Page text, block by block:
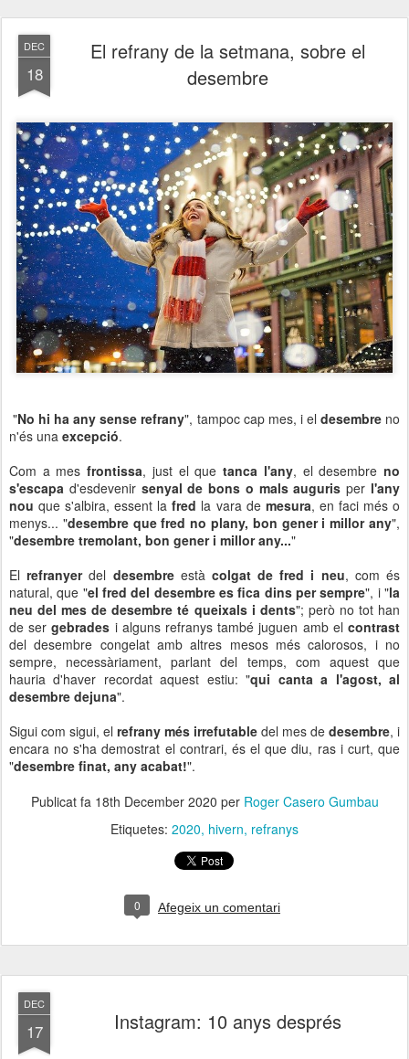
DEC
18
El refrany de la setmana, sobre el
desembre
"No hi ha any sense refrany", tampoc cap mes, i el desembreno
n'és una excepció.
Com a mesfrontissa, just el quetanca l'any, el desembreno
s'escapa d'esdevenirsenyal de bons o mals auguris per l'any
nouque s'albira, essent la fred la vara demesura, en faci més o
menys... "desembre que fred no plany, bon gener i millor any",
"desembre tremolant, bon gener i millor any..."
Elrefranyerdel desembre està colgat de fred i neu, com és
natural, que "el fred del desembre es fica dins per sempre", i "la
neu del mes de desembre té queixals i dents"; però no tot han
de sergebrades i alguns refranys també juguen amb elcontrast
del desembre congelat amb altres mesos més calorosos, i no
sempre, necessàriament, parlant del temps, com aquest que
hauria d'haver recordat aquest estiu: "qui canta a l'agost, al
desembre dejuna".
Sigui com sigui, el refrany més irrefutable del mes de desembre, i
encara no s'ha demostrat el contrari, és el que diu, ras i curt, que
"desembre finat, any acabat!".
Publicat fa 18th December 2020 per Roger Casero Gumbau
Etiquetes: 2020 hivern refranys
0 Afegeix un comentari
DEC
17 Instagram: 10 anys després